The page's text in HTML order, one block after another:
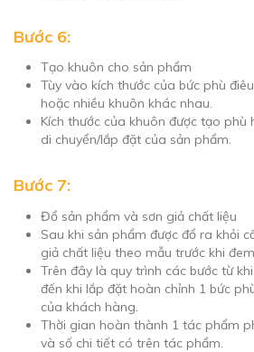
Bước 6:
Tạo khuôn cho sản phẩm
Tùy vào kích thước của bức phù
hoặc nhiều khuôn khác nhau.
Kích thước của khuôn được tạo phù
di chuyển/lắp đặt của sản phẩm.
Bước 7:
Đổ sản phẩm và sơn giả chất liệu
Sau khi sản phẩm được đổ ra khỏi
giả chất liệu theo mẫu trước khi
Trên đây là quy trình các bước từ
đến khi lắp đặt hoàn chỉnh 1 bức
của khách hàng.
Thời gian hoàn thành 1 tác phẩm
và số chi tiết có trên tác phẩm.